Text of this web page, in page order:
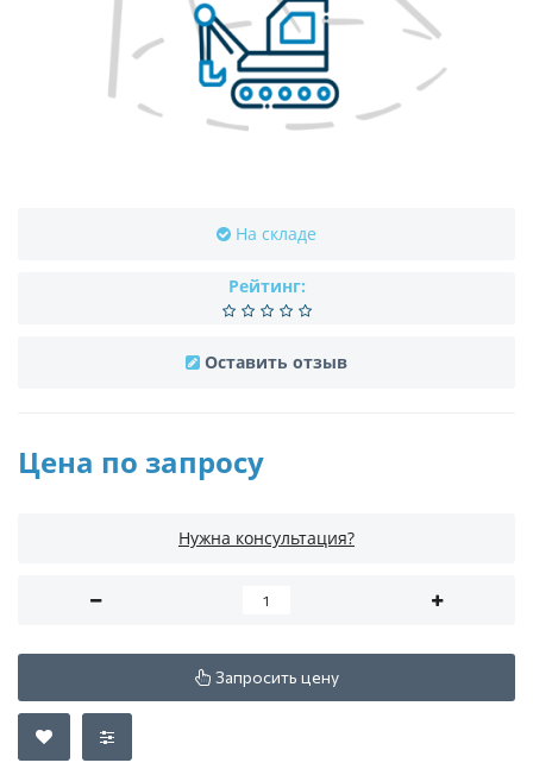
На складе
Рейтинг:
Оставить отзыв
Цена по запросу
Нужна консультация?
Запросить цену